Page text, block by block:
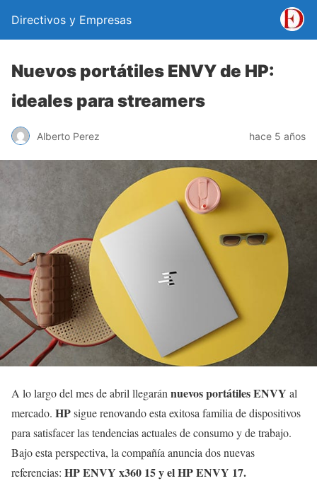
Directivos y Empresas
Nuevos portátiles ENVY de HP:
ideales para streamers
Alberto Perez hace 5 años
A lo largo del mes de abril llegarán nuevos portátiles ENVY al
mercado. HPsigue renovando esta exitosa familia de dispositivos
para satisfacer las tendencias actuales de consumo y de trabajo.
Bajo esta perspectiva, la compañía anuncia dos nuevas
referencias: HP ENVY x360 15 y el HP ENVY 17.